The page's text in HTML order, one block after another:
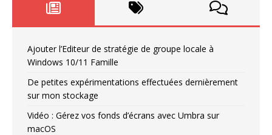
Ajouter l’Editeur de stratégie de groupe locale à
Windows 10/11 Famille
De petites expérimentations effectuées dernièrement
sur mon stockage
Vidéo : Gérez vos fonds d’écrans avec Umbra sur
macOS